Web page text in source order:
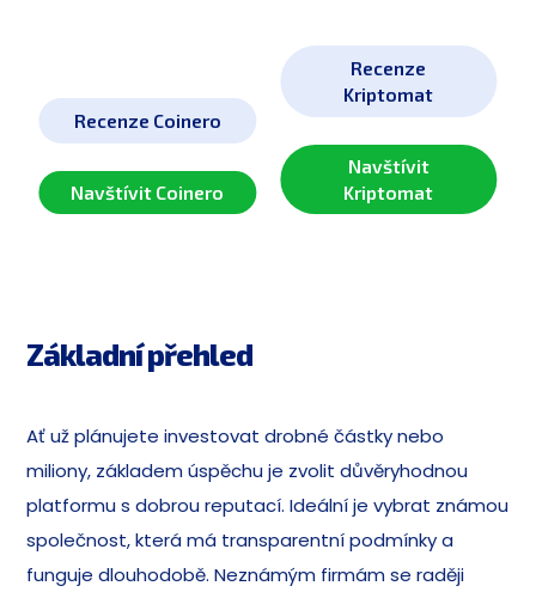
Recenze Coinero
Navštívit Coinero
Recenze
Kriptomat
Navštívit
Kriptomat
Základní přehled
Ať už plánujete investovat drobné částky nebo
miliony, základem úspěchu je zvolit důvěryhodnou
platformu s dobrou reputací. Ideální je vybrat známou
společnost, která má transparentní podmínky a
funguje dlouhodobě. Neznámým firmám se raději